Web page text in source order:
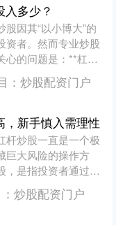
多少？
因其“以小博大”的
资者。然而专业炒股
心的问题是：**杠杆
** 本文将详细解析
....
： 炒股配资门户
，新手慎入需理性
杆炒股一直是一个极
巨大风险的操作方
，是指投资者通过借
模，从而在股价上
然而，这....
炒股配资门户